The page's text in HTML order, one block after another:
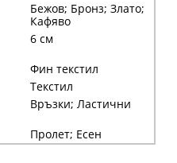
Бежов; Бронз; Злато;
Кафяво
6 см
Фин текстил
Текстил
Връзки; Ластични
Пролет; Есен